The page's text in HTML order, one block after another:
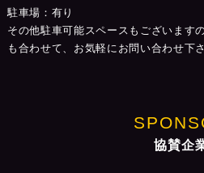
駐車場：有り
その他駐車可能スペースもございます
も合わせて、お気軽にお問い合わせ下さ
協賛企